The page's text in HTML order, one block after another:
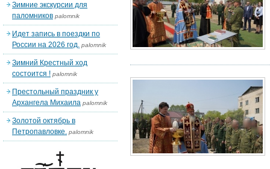
Зимние экскурсии для
паломников palomnik
Идет запись в поездки по
России на 2026 год. palomnik
Зимний Крестный ход
состоится ! palomnik
Престольный праздник у
Архангела Михаила palomnik
Золотой октябрь в
Петропавловке. palomnik